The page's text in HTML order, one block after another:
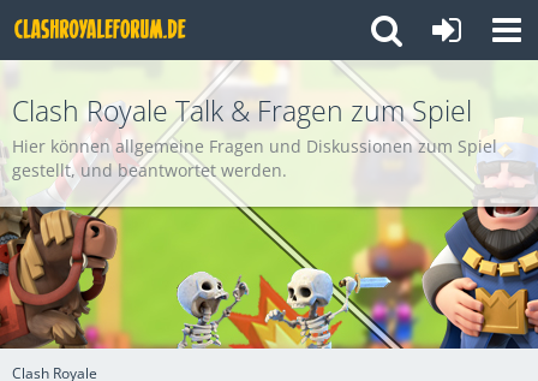
Clash Royale
Clash Royale Talk & Fragen zum Spiel
Hier können allgemeine Fragen und Diskussionen zum Spiel
gestellt, und beantwortet werden.